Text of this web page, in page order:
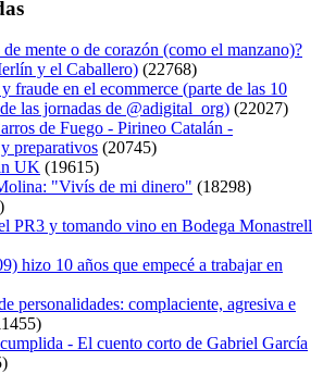
mente o de corazón (como el manzano)?
y el Caballero) (22768)
fraude en el ecommerce (parte de las 10
las jornadas de @adigital_org) (22027)
de Fuego - Pirineo Catalán -
preparativos (20745)
UK (19615)
"Vivís de mi dinero" (18298)
PR3 y tomando vino en Bodega Monastrell
hizo 10 años que empecé a trabajar en
personalidades: complaciente, agresiva e
- El cuento corto de Gabriel García